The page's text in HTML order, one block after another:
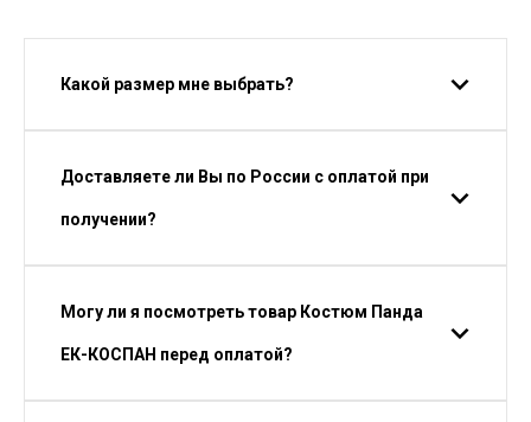
Какой размер мне выбрать?
Доставляете ли Вы по России с оплатой при
получении?
Могу ли я посмотреть товар Костюм Панда
ЕК-КОСПАН перед оплатой?